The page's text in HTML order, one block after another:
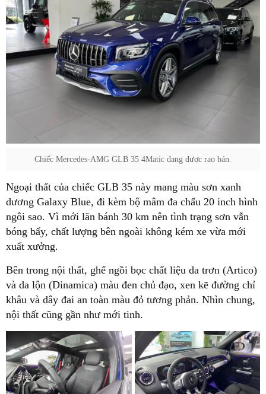
Chiếc Mercedes-AMG GLB 35 4Matic đang được rao bán.
Ngoại thất của chiếc GLB 35 này mang màu sơn xanh
dương Galaxy Blue, đi kèm bộ mâm đa chấu 20 inch hình
ngôi sao. Vì mới lăn bánh 30 km nên tình trạng sơn vẫn
bóng bẩy, chất lượng bên ngoài không kém xe vừa mới
xuất xưởng.
Bên trong nội thất, ghế ngồi bọc chất liệu da trơn (Artico)
và da lộn (Dinamica) màu đen chủ đạo, xen kẽ đường chỉ
khâu và dây đai an toàn màu đỏ tương phản. Nhìn chung,
nội thất cũng gần như mới tinh.